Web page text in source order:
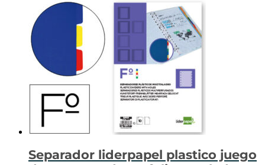
Separador liderpapel plastico juego